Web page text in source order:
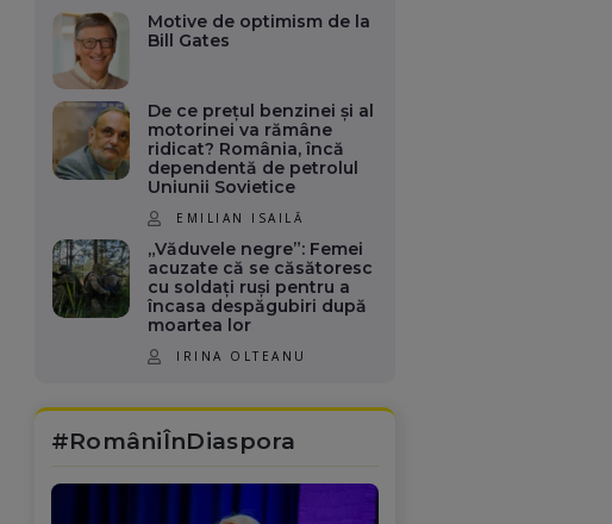
Motive de optimism de la
Bill Gates
De ce prețul benzinei și al
motorinei va rămâne
ridicat? România, încă
dependentă de petrolul
Uniunii Sovietice
EMILIAN ISAILĂ
„Văduvele negre”: Femei
acuzate că se căsătoresc
cu soldați ruși pentru a
încasa despăgubiri după
moartea lor
IRINA OLTEANU
#RomâniÎnDiaspora